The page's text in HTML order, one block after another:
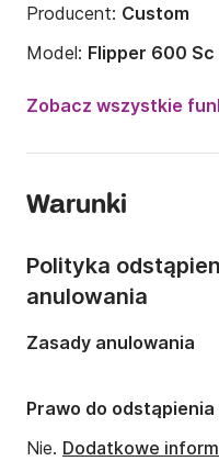
Producent: Custom
Model: Flipper 600 Sc
115KM
Liczba osób:
Zobacz wszystkie
Warunki
Polityka
anulowania
Zasady anulowania
Prawo do
Nie. Dodatkowe